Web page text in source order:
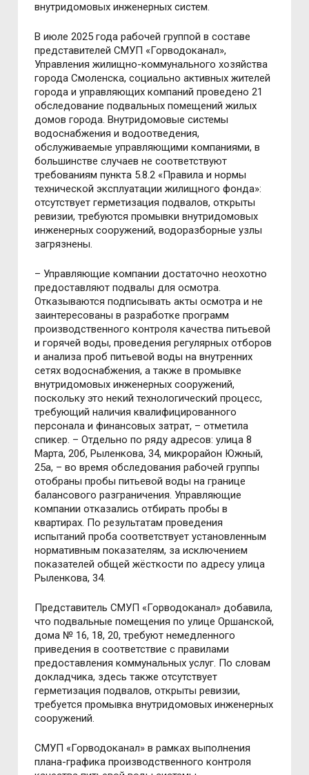
внутридомовых инженерных систем.
В июле 2025 года рабочей группой в составе
представителей СМУП «Горводоканал»,
Управления жилищно-коммунального хозяйства
города Смоленска, социально активных жителей
города и управляющих компаний проведено 21
обследование подвальных помещений жилых
домов города. Внутридомовые системы
водоснабжения и водоотведения,
обслуживаемые управляющими компаниями, в
большинстве случаев не соответствуют
требованиям пункта 5.8.2 «Правила и нормы
технической эксплуатации жилищного фонда»:
отсутствует герметизация подвалов, открыты
ревизии, требуются промывки внутридомовых
инженерных сооружений, водоразборные узлы
загрязнены.
– Управляющие компании достаточно неохотно
предоставляют подвалы для осмотра.
Отказываются подписывать акты осмотра и не
заинтересованы в разработке программ
производственного контроля качества питьевой
и горячей воды, проведения регулярных отборов
и анализа проб питьевой воды на внутренних
сетях водоснабжения, а также в промывке
внутридомовых инженерных сооружений,
поскольку это некий технологический процесс,
требующий наличия квалифицированного
персонала и финансовых затрат, – отметила
спикер. – Отдельно по ряду адресов: улица 8
Марта, 20б, Рыленкова, 34, микрорайон Южный,
25а, – во время обследования рабочей группы
отобраны пробы питьевой воды на границе
балансового разграничения. Управляющие
компании отказались отбирать пробы в
квартирах. По результатам проведения
испытаний проба соответствует установленным
нормативным показателям, за исключением
показателей общей жёсткости по адресу улица
Рыленкова, 34.
Представитель СМУП «Горводоканал» добавила,
что подвальные помещения по улице Оршанской,
дома № 16, 18, 20, требуют немедленного
приведения в соответствие с правилами
предоставления коммунальных услуг. По словам
докладчика, здесь также отсутствует
герметизация подвалов, открыты ревизии,
требуется промывка внутридомовых инженерных
сооружений.
СМУП «Горводоканал» в рамках выполнения
плана-графика производственного контроля